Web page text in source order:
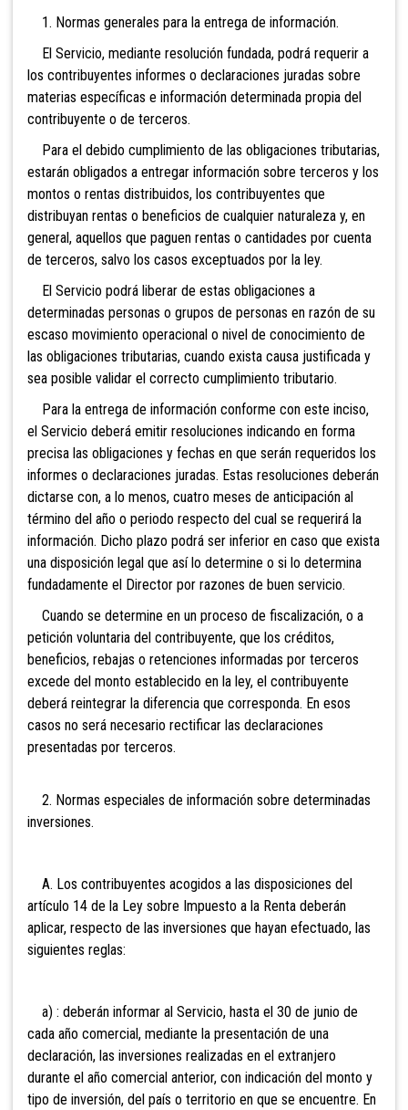
1. Normas generales para la entrega de información.
El Servicio, mediante resolución fundada, podrá requerir a
los contribuyentes informes o declaraciones juradas sobre
materias específicas e información determinada propia del
contribuyente o de terceros.
Para el debido cumplimiento de las obligaciones tributarias,
estarán obligados a entregar información sobre terceros y los
montos o rentas distribuidos, los contribuyentes que
distribuyan rentas o beneficios de cualquier naturaleza y, en
general, aquellos que paguen rentas o cantidades por cuenta
de terceros, salvo los casos exceptuados por la ley.
El Servicio podrá liberar de estas obligaciones a
determinadas personas o grupos de personas en razón de su
escaso movimiento operacional o nivel de conocimiento de
las obligaciones tributarias, cuando exista causa justificada y
sea posible validar el correcto cumplimiento tributario.
Para la entrega de información conforme con este inciso,
el Servicio deberá emitir resoluciones indicando en forma
precisa las obligaciones y fechas en que serán requeridos los
informes o declaraciones juradas. Estas resoluciones deberán
dictarse con, a lo menos, cuatro meses de anticipación al
término del año o periodo respecto del cual se requerirá la
información. Dicho plazo podrá ser inferior en caso que exista
una disposición legal que así lo determine o si lo determina
fundadamente el Director por razones de buen servicio.
Cuando se determine en un proceso de fiscalización, o a
petición voluntaria del contribuyente, que los créditos,
beneficios, rebajas o retenciones informadas por terceros
excede del monto establecido en la ley, el contribuyente
deberá reintegrar la diferencia que corresponda. En esos
casos no será necesario rectificar las declaraciones
presentadas por terceros.
2. Normas especiales de información sobre determinadas
inversiones.
A. Los contribuyentes acogidos a las disposiciones del
artículo 14 de la Ley sobre Impuesto a la Renta deberán
aplicar, respecto de las inversiones que hayan efectuado, las
siguientes reglas:
a) : deberán informar al Servicio, hasta el 30 de junio de
cada año comercial, mediante la presentación de una
declaración, las inversiones realizadas en el extranjero
durante el año comercial anterior, con indicación del monto y
tipo de inversión, del país o territorio en que se encuentre. En